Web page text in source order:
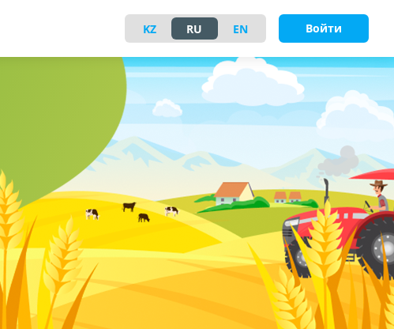
KZ RU EN Войти